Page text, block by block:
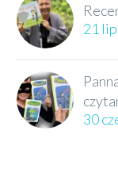
21
30